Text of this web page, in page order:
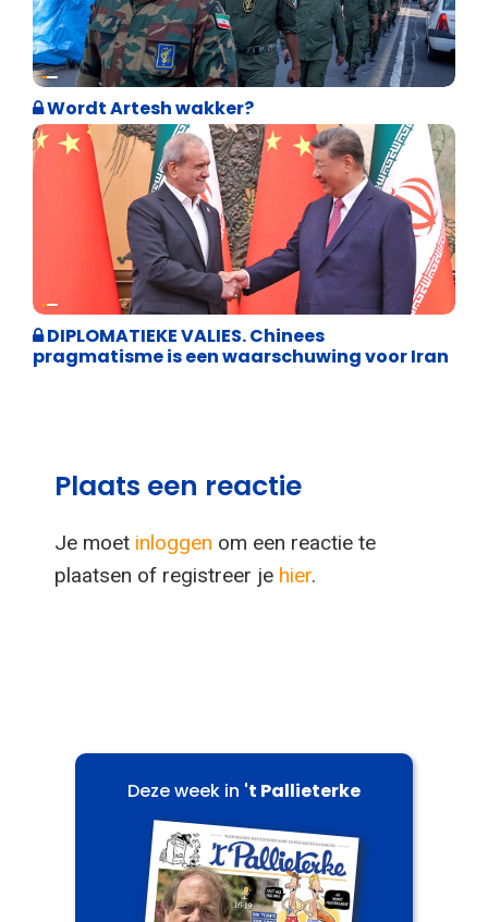
Weekblad 't Pallieterke
Wordt Artesh wakker?
Weekblad 't Pallieterke
DIPLOMATIEKE VALIES. Chinees
pragmatisme is een waarschuwing voor Iran
Plaats een reactie
Je moet inloggen om een reactie te
plaatsen of registreer je hier.
Deze week in 't Pallieterke